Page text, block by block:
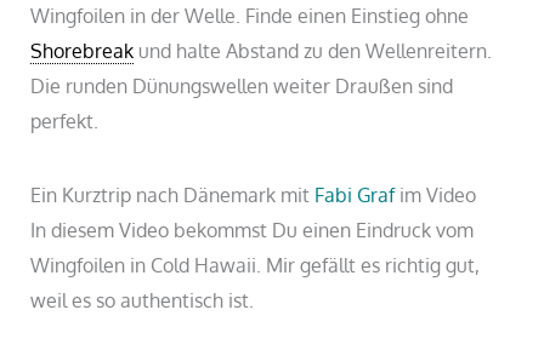
Wingfoilen in der Welle. Finde einen Einstieg ohne
Shorebreak und halte Abstand zu den Wellenreitern.
Die runden Dünungswellen weiter Draußen sind
perfekt.
Ein Kurztrip nach Dänemark mit Fabi Grafim Video
In diesem Video bekommst Du einen Eindruck vom
Wingfoilen in Cold Hawaii. Mir gefällt es richtig gut,
weil es so authentisch ist.